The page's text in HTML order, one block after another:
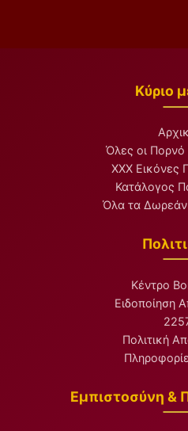
Κύριο
Όλες οι Πορνό
XXX Εικόνες
Κατάλογος
Όλα τα Δωρεάν
Κέντρο
Ειδοποίηση
Πολιτική
Εμπιστοσύνη &